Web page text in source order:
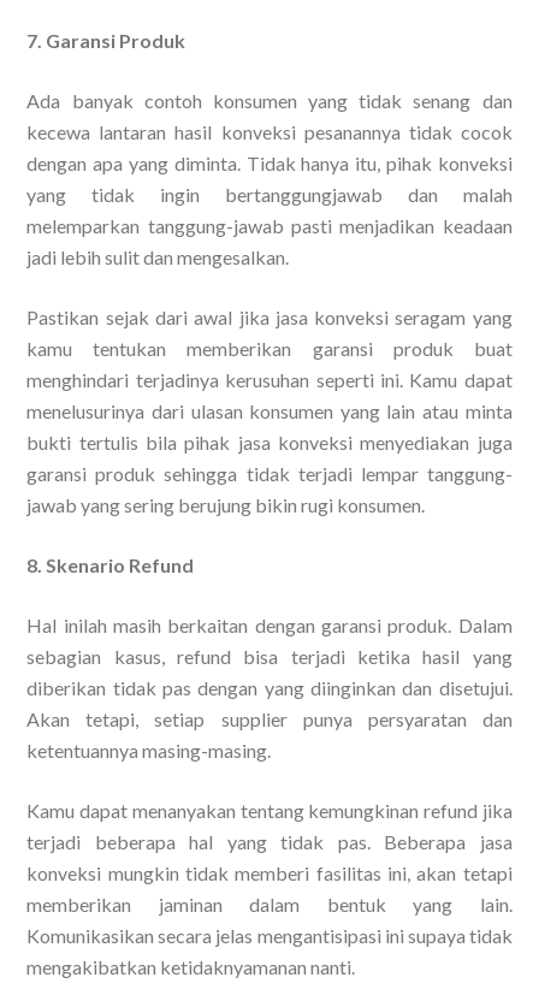
7. Garansi Produk
Ada banyak contoh konsumen yang tidak senang dan
kecewa lantaran hasil konveksi pesanannya tidak cocok
dengan apa yang diminta. Tidak hanya itu, pihak konveksi
yang tidak ingin bertanggungjawab dan malah
melemparkan tanggung-jawab pasti menjadikan keadaan
jadi lebih sulit dan mengesalkan.
Pastikan sejak dari awal jika jasa konveksi seragam yang
kamu tentukan memberikan garansi produk buat
menghindari terjadinya kerusuhan seperti ini. Kamu dapat
menelusurinya dari ulasan konsumen yang lain atau minta
bukti tertulis bila pihak jasa konveksi menyediakan juga
garansi produk sehingga tidak terjadi lempar tanggung-
jawab yang sering berujung bikin rugi konsumen.
8. Skenario Refund
Hal inilah masih berkaitan dengan garansi produk. Dalam
sebagian kasus, refund bisa terjadi ketika hasil yang
diberikan tidak pas dengan yang diinginkan dan disetujui.
Akan tetapi, setiap supplier punya persyaratan dan
ketentuannya masing-masing.
Kamu dapat menanyakan tentang kemungkinan refund jika
terjadi beberapa hal yang tidak pas. Beberapa jasa
konveksi mungkin tidak memberi fasilitas ini, akan tetapi
memberikan jaminan dalam bentuk yang lain.
Komunikasikan secara jelas mengantisipasi ini supaya tidak
mengakibatkan ketidaknyamanan nanti.